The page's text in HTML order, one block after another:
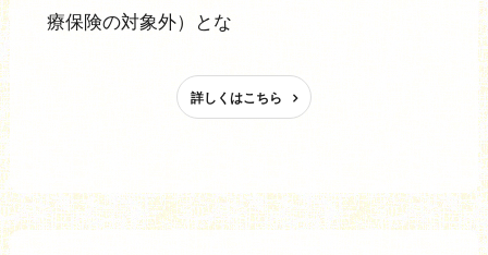
療保険の対象外）とな
詳しくはこちら